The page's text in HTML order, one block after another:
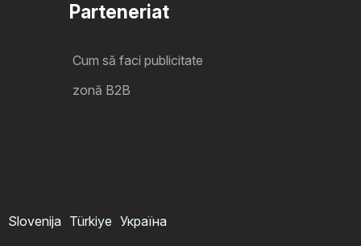
Parteneriat
Cum să faci publicitate
zonă B2B
Slovenija Türkiye Україна